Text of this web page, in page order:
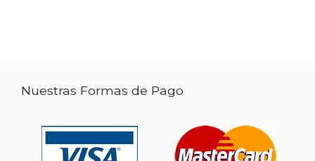
Nuestras Formas de Pago